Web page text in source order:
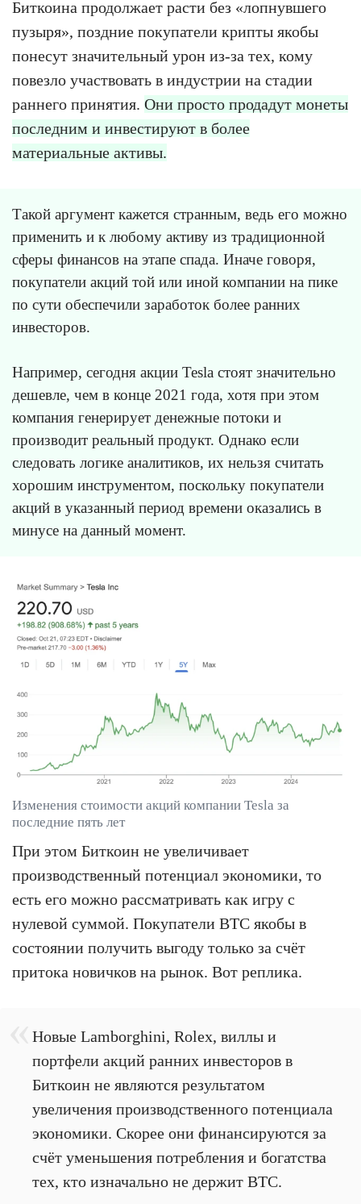
Биткоина продолжает расти без «лопнувшего
пузыря», поздние покупатели крипты якобы
понесут значительный урон из-за тех, кому
повезло участвовать в индустрии на стадии
раннего принятия. Они просто продадут монеты
последним и инвестируют в более
материальные активы.
Такой аргумент кажется странным, ведь его можно
применить и к любому активу из традиционной
сферы финансов на этапе спада. Иначе говоря,
покупатели акций той или иной компании на пике
по сути обеспечили заработок более ранних
инвесторов.
Например, сегодня акции Tesla стоят значительно
дешевле, чем в конце 2021 года, хотя при этом
компания генерирует денежные потоки и
производит реальный продукт. Однако если
следовать логике аналитиков, их нельзя считать
хорошим инструментом, поскольку покупатели
акций в указанный период времени оказались в
минусе на данный момент.
Изменения стоимости акций компании Tesla за
последние пять лет
При этом Биткоин не увеличивает
производственный потенциал экономики, то
есть его можно рассматривать как игру с
нулевой суммой. Покупатели BTC якобы в
состоянии получить выгоду только за счёт
притока новичков на рынок. Вот реплика.
Новые Lamborghini, Rolex, виллы и
портфели акций ранних инвесторов в
Биткоин не являются результатом
увеличения производственного потенциала
экономики. Скорее они финансируются за
счёт уменьшения потребления и богатства
тех, кто изначально не держит BTC.